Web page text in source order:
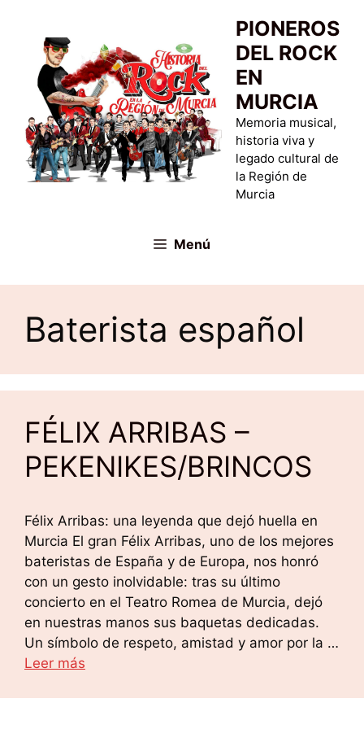
contenido
PIONEROS
DEL ROCK
EN
MURCIA
Memoria musical,
historia viva y
legado cultural de
la Región de
Murcia
Menú
Baterista español
FÉLIX ARRIBAS –
PEKENIKES/BRINCOS
Félix Arribas: una leyenda que dejó huella en
Murcia El gran Félix Arribas, uno de los mejores
bateristas de España y de Europa, nos honró
con un gesto inolvidable: tras su último
concierto en el Teatro Romea de Murcia, dejó
en nuestras manos sus baquetas dedicadas.
Un símbolo de respeto, amistad y amor por la …
Leer más